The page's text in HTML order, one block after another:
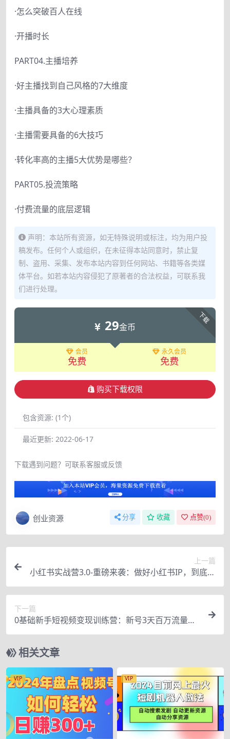
·怎么突破百人在线
·开播时长
PART04.主播培养
·好主播找到自己风格的7大维度
·主播具备的3大心理素质
·主播需要具备的6大技巧
·转化率高的主播5大优势是哪些？
PART05.投流策略
·付费流量的底层逻辑
声明：本站所有资源，如无特殊说明或标注，均为用户投
稿发布。任何个人或组织，在未征得本站同意时，禁止复
制、盗用、采集、发布本站内容到任何网站、书籍等各类媒
体平台。如若本站内容侵犯了原著者的合法权益，可联系我
们进行处理。
下载
29金币
会员
免费
永久会员
免费
购买下载权限
包含资源: (1个)
最近更新: 2022-06-17
下载遇到问题？可联系客服或反馈
创业资源 分享 收藏 点赞(0)
上一篇
小红书实战营3.0-重磅来袭：做好小红书IP，到底有
多赚钱？（价值7999元）
下一篇
0基础新手短视频变现训练营：新号3天百万流量破
权重
相关文章
VIP VIP